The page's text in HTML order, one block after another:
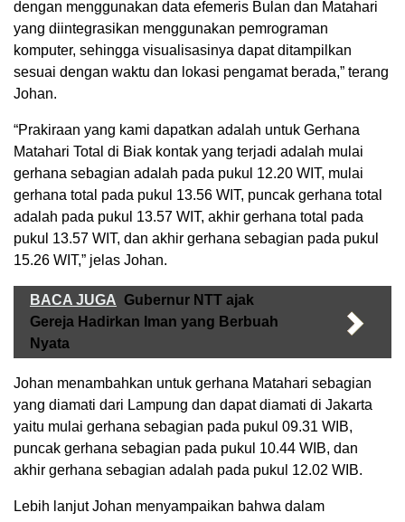
dengan menggunakan data efemeris Bulan dan Matahari
yang diintegrasikan menggunakan pemrograman
komputer, sehingga visualisasinya dapat ditampilkan
sesuai dengan waktu dan lokasi pengamat berada,” terang
Johan.
“Prakiraan yang kami dapatkan adalah untuk Gerhana
Matahari Total di Biak kontak yang terjadi adalah mulai
gerhana sebagian adalah pada pukul 12.20 WIT, mulai
gerhana total pada pukul 13.56 WIT, puncak gerhana total
adalah pada pukul 13.57 WIT, akhir gerhana total pada
pukul 13.57 WIT, dan akhir gerhana sebagian pada pukul
15.26 WIT,” jelas Johan.
BACA JUGA Gubernur NTT ajak
Gereja Hadirkan Iman yang Berbuah
Nyata
Johan menambahkan untuk gerhana Matahari sebagian
yang diamati dari Lampung dan dapat diamati di Jakarta
yaitu mulai gerhana sebagian pada pukul 09.31 WIB,
puncak gerhana sebagian pada pukul 10.44 WIB, dan
akhir gerhana sebagian adalah pada pukul 12.02 WIB.
Lebih lanjut Johan menyampaikan bahwa dalam